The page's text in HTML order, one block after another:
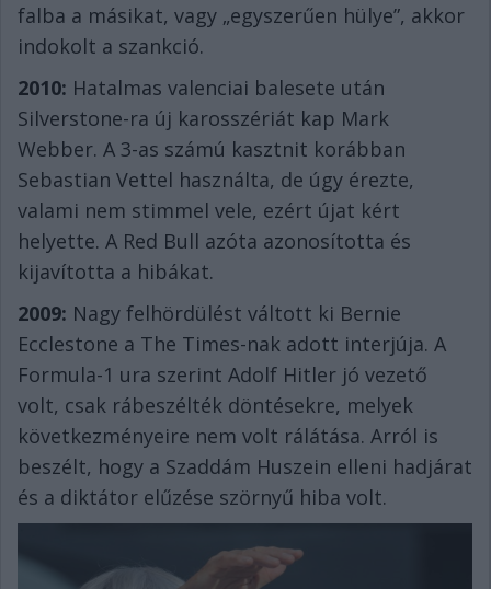
falba a másikat, vagy „egyszerűen hülye”, akkor
indokolt a szankció.
2010: Hatalmas valenciai balesete után
Silverstone-ra új karosszériát kap Mark
Webber. A 3-as számú kasztnit korábban
Sebastian Vettel használta, de úgy érezte,
valami nem stimmel vele, ezért újat kért
helyette. A Red Bull azóta azonosította és
kijavította a hibákat.
2009: Nagy felhördülést váltott ki Bernie
Ecclestone a The Times-nak adott interjúja. A
Formula-1 ura szerint Adolf Hitler jó vezető
volt, csak rábeszélték döntésekre, melyek
következményeire nem volt rálátása. Arról is
beszélt, hogy a Szaddám Huszein elleni hadjárat
és a diktátor elűzése szörnyű hiba volt.